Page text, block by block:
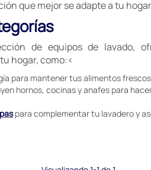
que mejor se adapte a tu
de equipos de lavado,
hogar, como:<
para mantener tus alimentos
hornos, cocinas y anafes para
para complementar tu lavadero y